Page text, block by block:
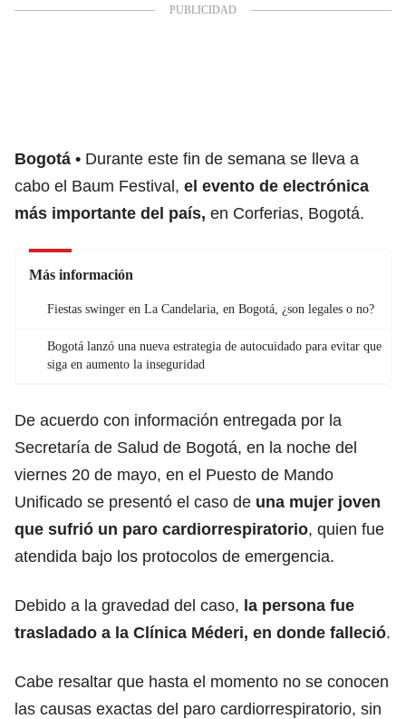
Bogotá
Durante este fin de semana se lleva a
cabo el Baum Festival, el evento de electrónica
más importante del país, en Corferias, Bogotá.
Más información
Fiestas swinger en La Candelaria, en Bogotá, ¿son legales o no?
Bogotá lanzó una nueva estrategia de autocuidado para evitar que
siga en aumento la inseguridad
De acuerdo con información entregada por la
Secretaría de Salud de Bogotá, en la noche del
viernes 20 de mayo, en el Puesto de Mando
Unificado se presentó el caso de una mujer joven
que sufrió un paro cardiorrespiratorio, quien fue
atendida bajo los protocolos de emergencia.
Debido a la gravedad del caso, la persona fue
trasladado a la Clínica Méderi, en donde falleció.
Cabe resaltar que hasta el momento no se conocen
las causas exactas del paro cardiorrespiratorio, sin